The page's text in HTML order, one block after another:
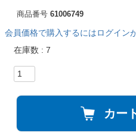
商品番号 61006749
会員価格で購入するにはログイン
在庫数
7
カー